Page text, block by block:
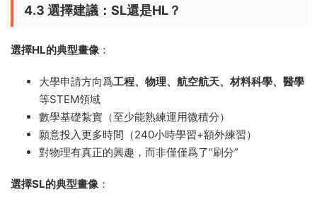
4.3 選擇建議：SL還是HL？
選擇HL的典型畫像：
大學申請方向爲工程、物理、航空航天、材料科學、醫學
等STEM領域
數學基礎紮實（至少能熟練運用微積分）
願意投入更多時間（240小時學習+額外練習）
對物理有真正的興趣，而非僅僅爲了“刷分”
選擇SL的典型畫像：